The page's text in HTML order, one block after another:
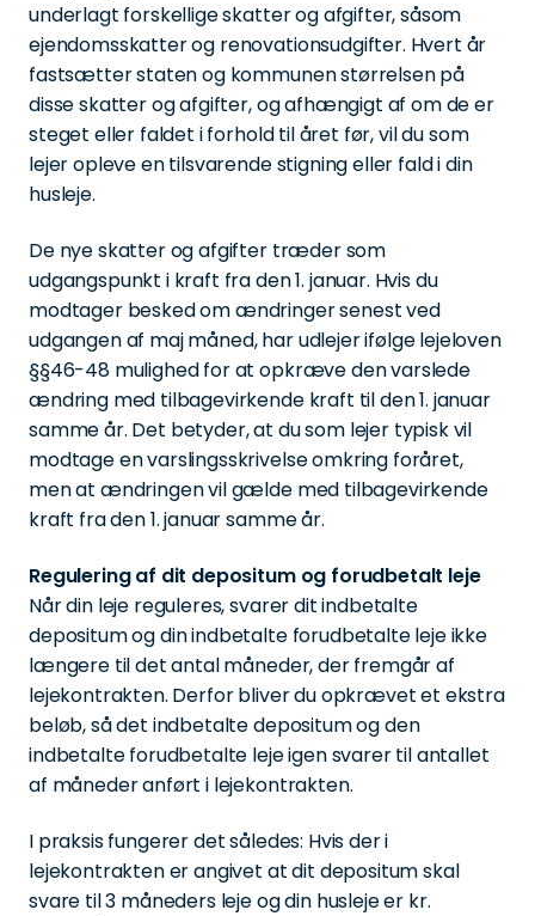
underlagt forskellige skatter og afgifter, såsom
ejendomsskatter og renovationsudgifter. Hvert år
fastsætter staten og kommunen størrelsen på
disse skatter og afgifter, og afhængigt af om de er
steget eller faldet i forhold til året før, vil du som
lejer opleve en tilsvarende stigning eller fald i din
husleje.
De nye skatter og afgifter træder som
udgangspunkt i kraft fra den 1. januar. Hvis du
modtager besked om ændringer senest ved
udgangen af maj måned, har udlejer ifølge lejeloven
§§46-48 mulighed for at opkræve den varslede
ændring med tilbagevirkende kraft til den 1. januar
samme år. Det betyder, at du som lejer typisk vil
modtage en varslingsskrivelse omkring foråret,
men at ændringen vil gælde med tilbagevirkende
kraft fra den 1. januar samme år.
Regulering af dit depositum og forudbetalt leje
Når din leje reguleres, svarer dit indbetalte
depositum og din indbetalte forudbetalte leje ikke
længere til det antal måneder, der fremgår af
lejekontrakten. Derfor bliver du opkrævet et ekstra
beløb, så det indbetalte depositum og den
indbetalte forudbetalte leje igen svarer til antallet
af måneder anført i lejekontrakten.
I praksis fungerer det således: Hvis der i
lejekontrakten er angivet at dit depositum skal
svare til 3 måneders leje og din husleje er kr.